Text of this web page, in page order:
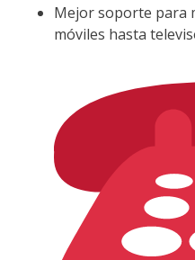
Mejor soporte para
móviles hasta